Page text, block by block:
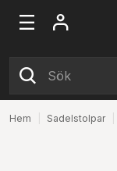
Hem Sadelstolpar